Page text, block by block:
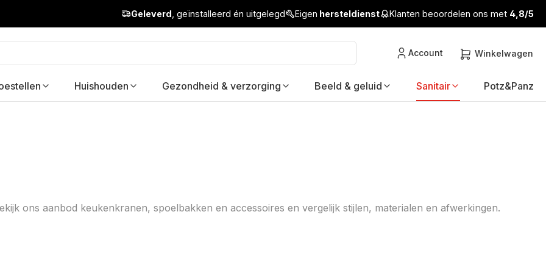
Geleverd , geïnstalleerd én uitgelegd Eigen hersteldienst Klanten beoordelen ons met 4,8/5
Account Winkelwagen
Huishouden Gezondheid & verzorging Beeld & geluid Sanitair Potz&Panz
ons aanbod keukenkranen, spoelbakken en accessoires en vergelijk stijlen, materialen en afwerkingen.